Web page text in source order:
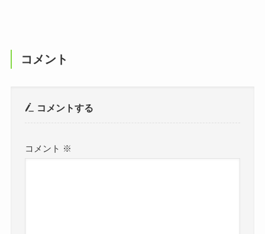
コメント
コメントする
コメント ※